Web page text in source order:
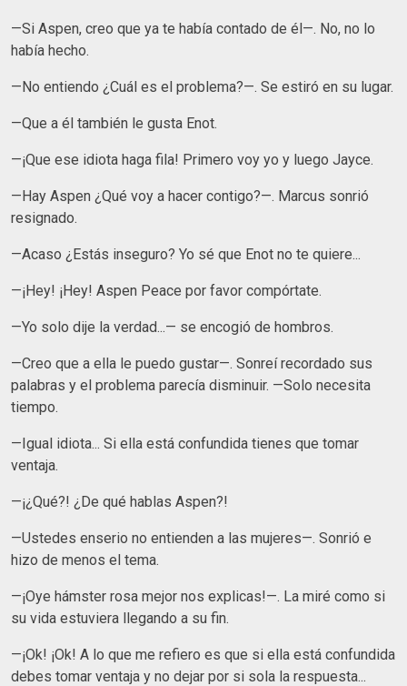
—Si Aspen, creo que ya te había contado de él—. No, no lo
había hecho.
—No entiendo ¿Cuál es el problema?—. Se estiró en su lugar.
—Que a él también le gusta Enot.
—¡Que ese idiota haga fila! Primero voy yo y luego Jayce.
—Hay Aspen ¿Qué voy a hacer contigo?—. Marcus sonrió
resignado.
—Acaso ¿Estás inseguro? Yo sé que Enot no te quiere...
—¡Hey! ¡Hey! Aspen Peace por favor compórtate.
—Yo solo dije la verdad...— se encogió de hombros.
—Creo que a ella le puedo gustar—. Sonreí recordado sus
palabras y el problema parecía disminuir. —Solo necesita
tiempo.
—Igual idiota... Si ella está confundida tienes que tomar
ventaja.
—¡¿Qué?! ¿De qué hablas Aspen?!
—Ustedes enserio no entienden a las mujeres—. Sonrió e
hizo de menos el tema.
—¡Oye hámster rosa mejor nos explicas!—. La miré como si
su vida estuviera llegando a su fin.
—¡Ok! ¡Ok! A lo que me refiero es que si ella está confundida
debes tomar ventaja y no dejar por si sola la respuesta...